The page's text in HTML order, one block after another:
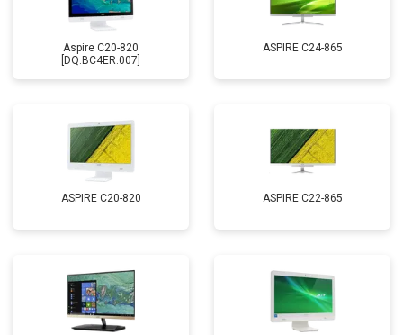
Aspire C20-820
[DQ.BC4ER.007]
ASPIRE C24-865
ASPIRE C20-820 ASPIRE C22-865